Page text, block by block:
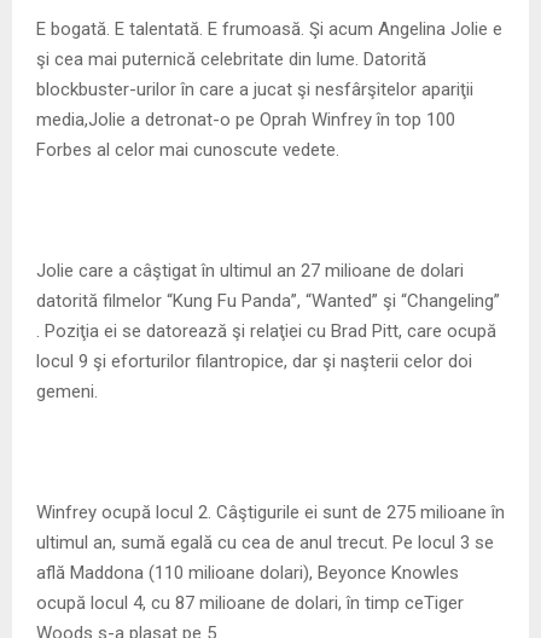
N
E bogată. E talentată. E frumoasă. Şi acum Angelina Jolie e
şi cea mai puternică celebritate din lume. Datorită
blockbuster-urilor în care a jucat şi nesfârşitelor apariţii
media,Jolie a detronat-o pe Oprah Winfrey în top 100
Forbes al celor mai cunoscute vedete.
Jolie care a câştigat în ultimul an 27 milioane de dolari
datorită filmelor “Kung Fu Panda”, “Wanted” şi “Changeling”
. Poziţia ei se datorează şi relaţiei cu Brad Pitt, care ocupă
locul 9 şi eforturilor filantropice, dar şi naşterii celor doi
gemeni.
Winfrey ocupă locul 2. Câştigurile ei sunt de 275 milioane în
ultimul an, sumă egală cu cea de anul trecut. Pe locul 3 se
află Maddona (110 milioane dolari), Beyonce Knowles
ocupă locul 4, cu 87 milioane de dolari, în timp ceTiger
Woods s-a plasat pe 5.